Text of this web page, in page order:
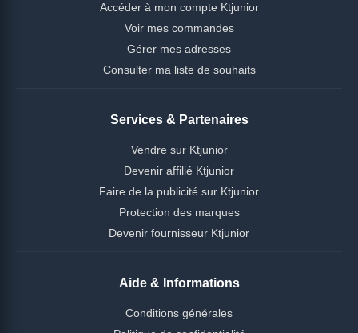
Accéder à mon compte Ktjunior
Voir mes commandes
Gérer mes adresses
Consulter ma liste de souhaits
Services & Partenaires
Vendre sur Ktjunior
Devenir affilié Ktjunior
Faire de la publicité sur Ktjunior
Protection des marques
Devenir fournisseur Ktjunior
Aide & Informations
Conditions générales